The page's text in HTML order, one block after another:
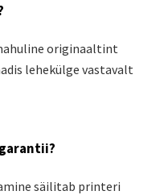
originaaltint
lehekülge vastavalt
säilitab printeri